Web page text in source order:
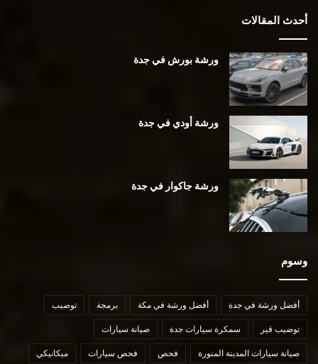
أحدث المقالات
ورشة بورش في جدة
ورشة أودي في جدة
ورشة جاكوار في جدة
وسوم
أفضل ورشة في جدة أفضل ورشة في مكة برمجة توضيب
توضيب قير سمكرة سيارات جدة صيانة سيارات
صيانة سيارات المدينة المنورة فحص فحص سيارات ميكانيكي